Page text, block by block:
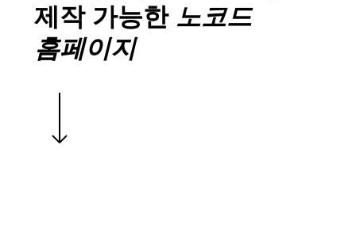
제작 가능한 노코드
홈페이지